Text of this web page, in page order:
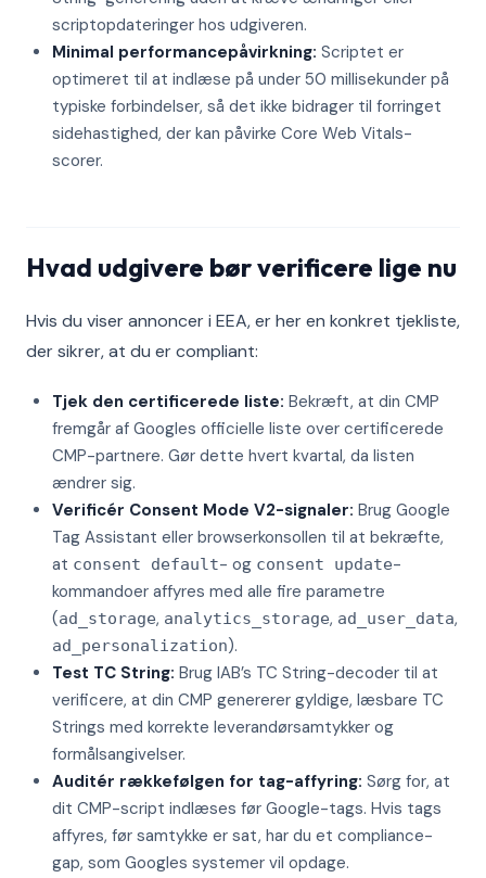
scriptopdateringer hos udgiveren.
Minimal performancepåvirkning: Scriptet er
optimeret til at indlæse på under 50 millisekunder på
typiske forbindelser, så det ikke bidrager til forringet
sidehastighed, der kan påvirke Core Web Vitals-
scorer.
Hvad udgivere bør verificere lige nu
Hvis du viser annoncer i EEA, er her en konkret tjekliste,
der sikrer, at du er compliant:
Tjek den certificerede liste: Bekræft, at din CMP
fremgår af Googles officielle liste over certificerede
CMP-partnere. Gør dette hvert kvartal, da listen
ændrer sig.
Verificér Consent Mode V2-signaler: Brug Google
Tag Assistant eller browserkonsollen til at bekræfte,
at consent default- og consent update-
kommandoer affyres med alle fire parametre
(ad_storage, analytics_storage, ad_user_data,
ad_personalization).
Test TC String: Brug IAB’s TC String-decoder til at
verificere, at din CMP genererer gyldige, læsbare TC
Strings med korrekte leverandørsamtykker og
formålsangivelser.
Auditér rækkefølgen for tag-affyring: Sørg for, at
dit CMP-script indlæses før Google-tags. Hvis tags
affyres, før samtykke er sat, har du et compliance-
gap, som Googles systemer vil opdage.